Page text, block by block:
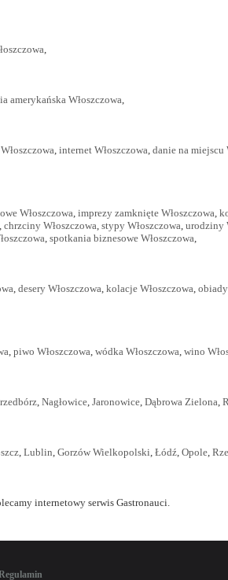
,
amerykańska Włoszczowa,
, internet Włoszczowa, danie na miejscu
Włoszczowa, imprezy zamknięte Włoszczowa,
, chrzciny Włoszczowa, stypy Włoszczowa, urodziny
, spotkania biznesowe Włoszczowa,
, desery Włoszczowa, kolacje Włoszczowa,
, piwo Włoszczowa, wódka Włoszczowa, wino
, Nagłowice, Jaronowice, Dąbrowa Zielona,
, Lublin, Gorzów Wielkopolski, Łódź, Opole,
internetowy serwis Gastronauci.